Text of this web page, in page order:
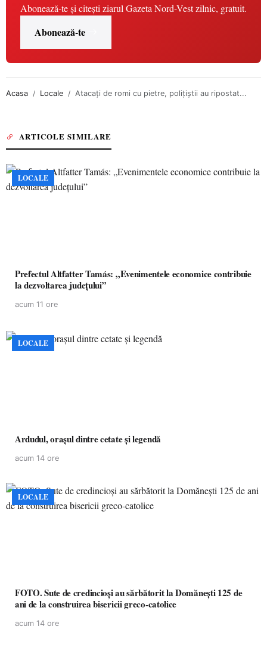
Abonează-te și citești ziarul Gazeta Nord-Vest zilnic, gratuit.
Abonează-te
Acasa Locale Atacaţi de romi cu pietre, poliţiştii au ripostat...
ARTICOLE SIMILARE
LOCALE
Prefectul Altfatter Tamás: „Evenimentele economice contribuie
la dezvoltarea județului”
acum 11 ore
LOCALE
Ardudul, orașul dintre cetate și legendă
acum 14 ore
LOCALE
FOTO. Sute de credincioși au sărbătorit la Domănești 125 de
ani de la construirea bisericii greco-catolice
acum 14 ore